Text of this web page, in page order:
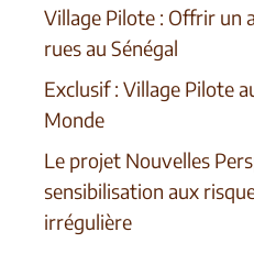
Village Pilote : Offrir un
rues au Sénégal
Exclusif : Village Pilote
Monde
Le projet Nouvelles
sensibilisation aux
irrégulière